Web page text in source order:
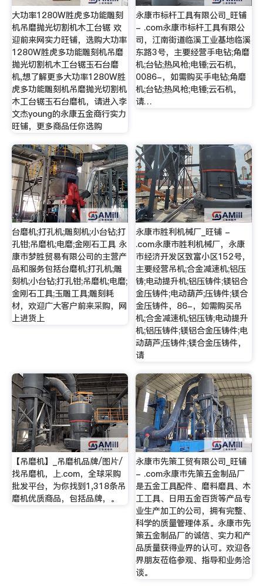
大功率1280W胜虎多功能雕刻
机吊磨抛光切割机木工台锯 欢
迎前来网实力旺铺，选购大功率
1280W胜虎多功能雕刻机吊磨
抛光切割机木工台锯玉石台磨
机,想了解更多大功率1280W胜
虎多功能雕刻机吊磨抛光切割机
木工台锯玉石台磨机，请进入李
文杰young的永康五金商行实力
旺铺，更多商品任你选购
永康市标杆工具有限公司_旺铺
- .com永康市标杆工具有限公
司，江南街道临溪工业基地临溪
东路3号，主要经营手电钻;角磨
机;台钻;热风枪;电锤;云石机，
0086-，如需购买手电钻;角磨
机;台钻;热风枪;电锤;云石机，
请…
台磨机;打孔机;雕刻机;小台钻;打
孔钳;吊磨机;电磨;金刚石工具 永
康市梦胜贸易有限公司的主营产
品和服务包括台磨机;打孔机;雕
刻机;小台钻;打孔钳;吊磨机;电磨;
金刚石工具;玉雕工具;雕刻耗
材，欢迎广大客户前来采购，网
上进货上
永康市胜利机械厂_旺铺 -
.com永康市胜利机械厂，永康
市经济开发区致富小区152号，
主要经营吊机;合金减速机;铝压
铸;电动提升机;铝压铸件;镁铝合
金压铸件;电动葫芦;压铸件;镁合
金压铸件，86-，如需购买吊
机;合金减速机;铝压铸;电动提升
机;铝压铸件;镁铝合金压铸件;电
动葫芦;压铸件;镁合金压铸件，
请
【吊磨机】_吊磨机品牌/图片/
找吊磨机，上.com，全球采购
批发平台，为你找到1,318条吊
磨机优质商品，包括品牌，。
永康市先策工贸有限公司_旺铺
- .com永康市先策五金制品厂
是五金工具配件、磨料磨具、木
工工具、日用五金百货等产品专
业生产加工的公司，拥有完整、
科学的质量管理体系。永康市先
策五金制品厂的诚信、实力和产
品质量获得业界的认可。欢迎各
界朋友莅临参观、指导和业务洽
谈。